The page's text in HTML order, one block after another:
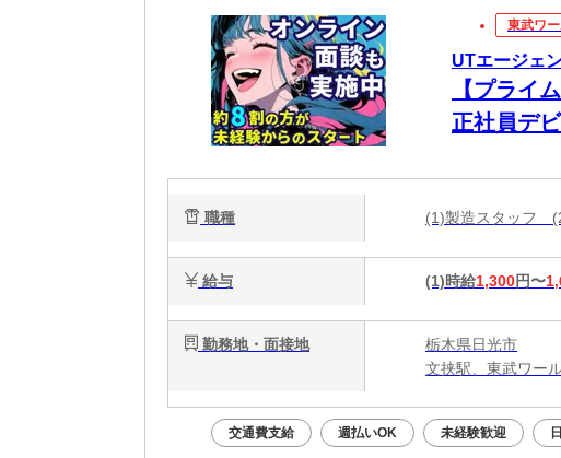
東武ワ
UTエージェ
【プライ
正社員デ
職種 (1)製造スタッフ
給与 (1)時給1,300円〜
勤務地・面接地
栃木県日光市
文挟駅、東武ワー
交通費支給 週払いOK 未経験歓迎